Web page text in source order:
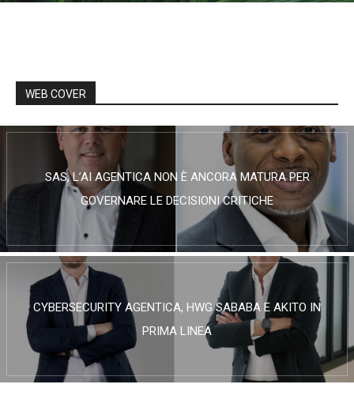
WEB COVER
SAS, L’AI AGENTICA NON È ANCORA MATURA PER
GOVERNARE LE DECISIONI CRITICHE
CYBERSECURITY AGENTICA, HWG SABABA E AKITO IN
PRIMA LINEA